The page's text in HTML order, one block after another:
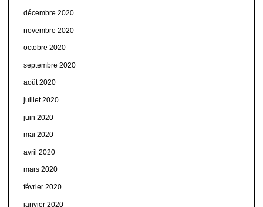
décembre 2020
novembre 2020
octobre 2020
septembre 2020
août 2020
juillet 2020
juin 2020
mai 2020
avril 2020
mars 2020
février 2020
janvier 2020